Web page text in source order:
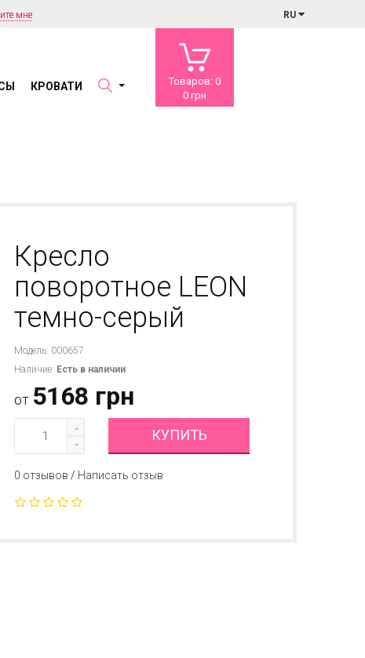
мне RU
КРОВАТИ
Товаров: 0
0 грн
Кресло
поворотное LEON
темно-серый
Модель: 000657
Наличие: Есть в наличии
от 5168 грн
КУПИТЬ
0 отзывов / Написать отзыв